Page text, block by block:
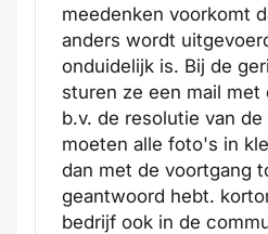
meedenken voorkomt
anders wordt
onduidelijk is. Bij de
sturen ze een mail met
b.v. de resolutie van
moeten alle foto's in
dan met de voortgang
geantwoord hebt.
bedrijf ook in de